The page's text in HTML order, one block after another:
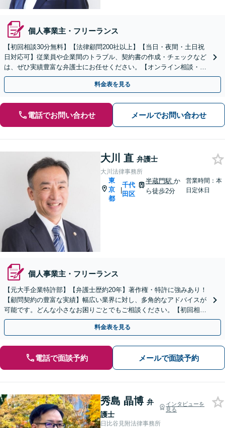
個人事業主・フリーランス
【初回相談30分無料】【法律顧問200社以上】【当日・夜間・土日祝
日対応可】従業員や企業間のトラブル、契約書の作成・チェックなど
は、ぜひ実績豊富な弁護士にお任せください。【オンライン相談・電
子契約に対応】
料金表を見る
電話でお問い合わせ メールでお問い合わせ
大川 直 弁護士
大川法律事務所
東
京
都
|
千代
田区
半蔵門駅か
ら徒歩2分
営業時間：本
日定休日
個人事業主・フリーランス
【元大手企業特許部】【弁護士歴約20年】著作権・特許に強みあり！
【顧問契約の豊富な実績】幅広い業界に対し、多角的なアドバイスが
可能です。どんな小さなお困りごとでもご相談ください。【初回相談
30分無料】【半蔵門駅徒歩2分】
料金表を見る
電話で面談予約 メールで面談予約
秀島 晶博 弁
護士
インタビューを
見る
日比谷見附法律事務所